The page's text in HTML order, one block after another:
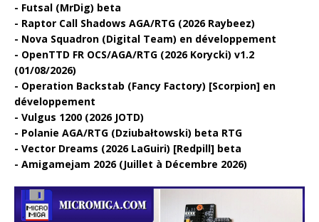
Futsal (MrDig) beta
Raptor Call Shadows AGA/RTG (2026 Raybeez)
Nova Squadron (Digital Team) en développement
OpenTTD FR OCS/AGA/RTG (2026 Korycki) v1.2
(01/08/2026)
Operation Backstab (Fancy Factory) [Scorpion] en
développement
Vulgus 1200 (2026 JOTD)
Polanie AGA/RTG (Dziubałtowski) beta RTG
Vector Dreams (2026 LaGuiri) [Redpill] beta
Amigamejam 2026 (Juillet à Décembre 2026)